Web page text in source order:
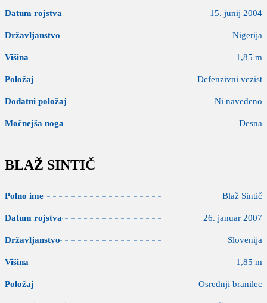
Datum rojstva 15. junij 2004
Državljanstvo Nigerija
Višina 1,85 m
Položaj Defenzivni vezist
Dodatni položaj Ni navedeno
Močnejša noga Desna
BLAŽ SINTIČ
Polno ime Blaž Sintič
Datum rojstva 26. januar 2007
Državljanstvo Slovenija
Višina 1,85 m
Položaj Osrednji branilec